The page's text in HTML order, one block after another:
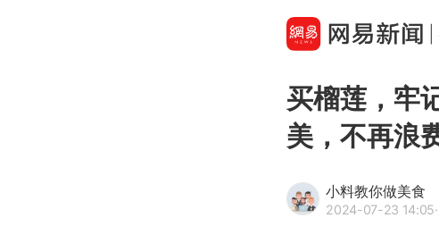
买榴莲，牢
美，不再浪
小料教你做美食
2024-07-23 14:05